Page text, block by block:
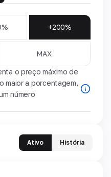
+200%
MAX
o preço máximo de
maior a porcentagem,
número
Ativo História